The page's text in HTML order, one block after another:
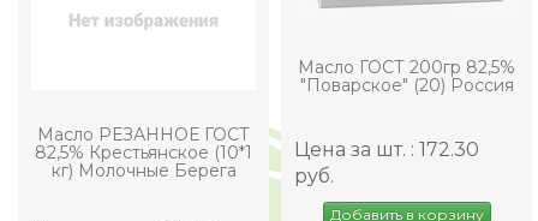
Масло РЕЗАННОЕ ГОСТ
82,5% Крестьянское (10*1
кг) Молочные Берега
Масло ГОСТ 200гр 82,5%
"Поварское" (20) Россия
Цена за шт. : 172.30
руб.
Добавить в корзину